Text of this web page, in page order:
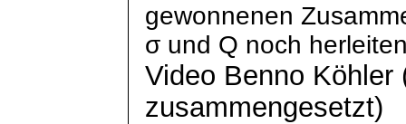
gewonnenen
σ und Q noch
Video Benno Köhler
zusammengesetzt)